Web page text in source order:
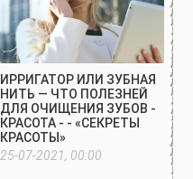
ИРРИГАТОР ИЛИ ЗУБНАЯ
НИТЬ — ЧТО ПОЛЕЗНЕЙ
ДЛЯ ОЧИЩЕНИЯ ЗУБОВ -
КРАСОТА - - «СЕКРЕТЫ
КРАСОТЫ»
25-07-2021, 00:00